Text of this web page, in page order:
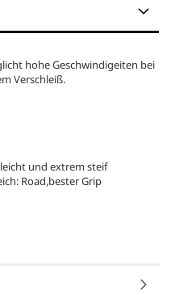
hohe Geschwindigeiten bei
Verschleiß.
und extrem steif
Road,bester Grip